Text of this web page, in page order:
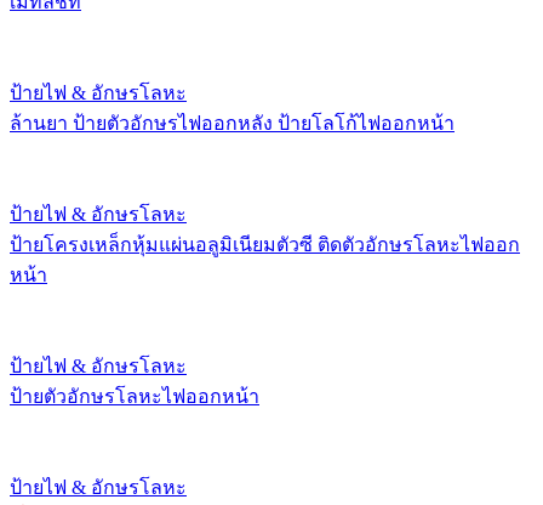
ป้ายไฟ & อักษรโลหะ
ล้านยา ป้ายตัวอักษรไฟออกหลัง ป้ายโลโก้ไฟออกหน้า
ป้ายไฟ & อักษรโลหะ
ป้ายโครงเหล็กหุ้มแผ่นอลูมิเนียมตัวซี ติดตัวอักษรโลหะไฟออก
หน้า
ป้ายไฟ & อักษรโลหะ
ป้ายตัวอักษรโลหะไฟออกหน้า
ป้ายไฟ & อักษรโลหะ